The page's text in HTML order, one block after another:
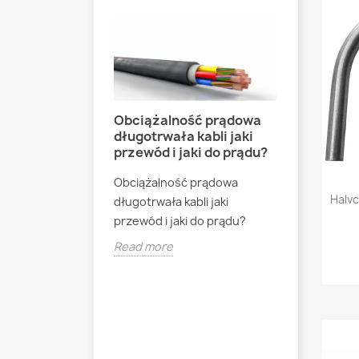
Obciążalność prądowa
długotrwała kabli jaki
przewód i jaki do prądu?
Obciążalność prądowa
długotrwała kabli jaki
przewód i jaki do prądu?
Read more
Jak
220V
400V